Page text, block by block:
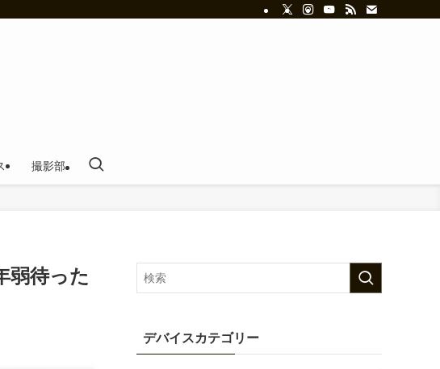
撮影部
弱待った
デバイスカテゴリー